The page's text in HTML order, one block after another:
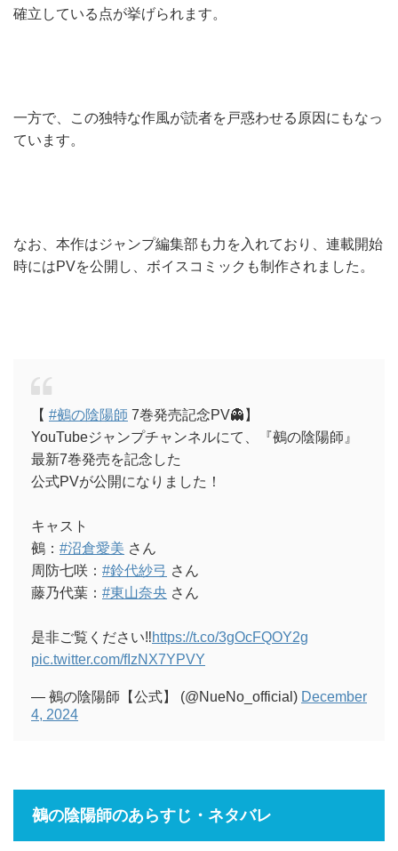
確立している点が挙げられます。
一方で、この独特な作風が読者を戸惑わせる原因にもなっ
ています。
なお、本作はジャンプ編集部も力を入れており、連載開始
時にはPVを公開し、ボイスコミックも制作されました。
【 #鵺の陰陽師 7巻発売記念PV👻】
YouTubeジャンプチャンネルにて、『鵺の陰陽師』
最新7巻発売を記念した
公式PVが公開になりました！
キャスト
鵺： #沼倉愛美 さん
周防七咲： #鈴代紗弓 さん
藤乃代葉： #東山奈央 さん
是非ご覧ください‼️https://t.co/3gOcFQOY2g
pic.twitter.com/fIzNX7YPVY
— 鵺の陰陽師【公式】 (@NueNo_official) December
4, 2024
鵺の陰陽師のあらすじ・ネタバレ